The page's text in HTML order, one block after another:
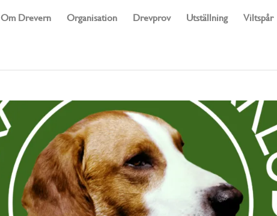
Om Drevern Organisation Drevprov Utställning Viltspår